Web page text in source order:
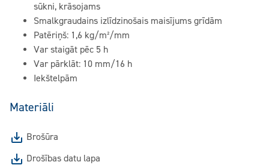
sūkni, krāsojams
Smalkgraudains izlīdzinošais maisījums grīdām
Patēriņš: 1,6 kg/m²/mm
Var staigāt pēc 5 h
Var pārklāt: 10 mm/16 h
Iekštelpām
Materiāli
Brošūra
Drošības datu lapa